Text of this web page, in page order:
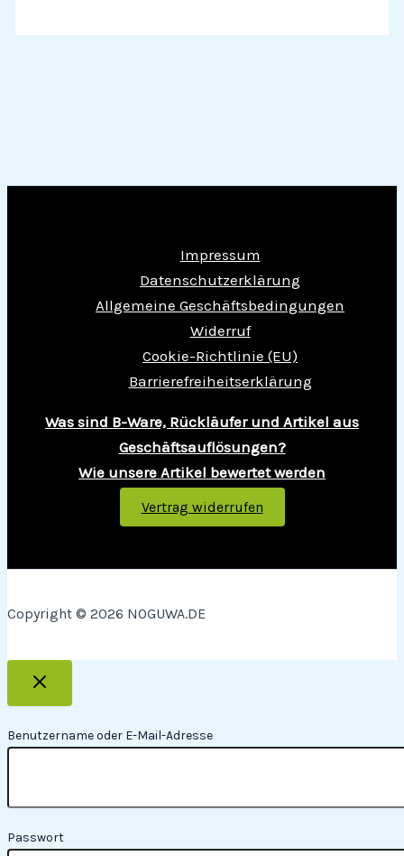
Impressum
Datenschutzerklärung
Allgemeine Geschäftsbedingungen
Widerruf
Cookie-Richtlinie (EU)
Barrierefreiheitserklärung
Was sind B-Ware, Rückläufer und Artikel aus
Geschäftsauflösungen?
Wie unsere Artikel bewertet werden
Vertrag widerrufen
Copyright © 2026 NOGUWA.DE
Benutzername oder E-Mail-Adresse
Passwort